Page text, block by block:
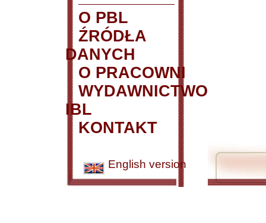
O PBL
ŹRÓDŁA
DANYCH
O PRACOWNI
WYDAWNICTWO
IBL
KONTAKT
English version